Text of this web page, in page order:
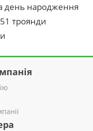
день народження
троянди